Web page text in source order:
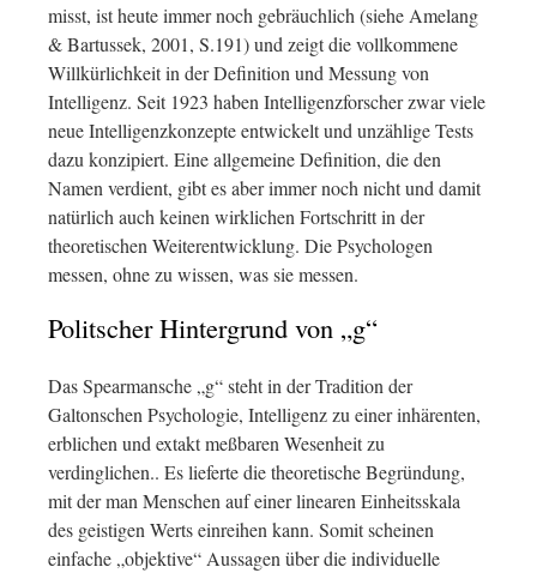
misst, ist heute immer noch gebräuchlich (siehe Amelang
& Bartussek, 2001, S.191) und zeigt die vollkommene
Willkürlichkeit in der Definition und Messung von
Intelligenz. Seit 1923 haben Intelligenzforscher zwar viele
neue Intelligenzkonzepte entwickelt und unzählige Tests
dazu konzipiert. Eine allgemeine Definition, die den
Namen verdient, gibt es aber immer noch nicht und damit
natürlich auch keinen wirklichen Fortschritt in der
theoretischen Weiterentwicklung. Die Psychologen
messen, ohne zu wissen, was sie messen.
Politscher Hintergrund von „g“
Das Spearmansche „g“ steht in der Tradition der
Galtonschen Psychologie, Intelligenz zu einer inhärenten,
erblichen und extakt meßbaren Wesenheit zu
verdinglichen.. Es lieferte die theoretische Begründung,
mit der man Menschen auf einer linearen Einheitsskala
des geistigen Werts einreihen kann. Somit scheinen
einfache „objektive“ Aussagen über die individuelle